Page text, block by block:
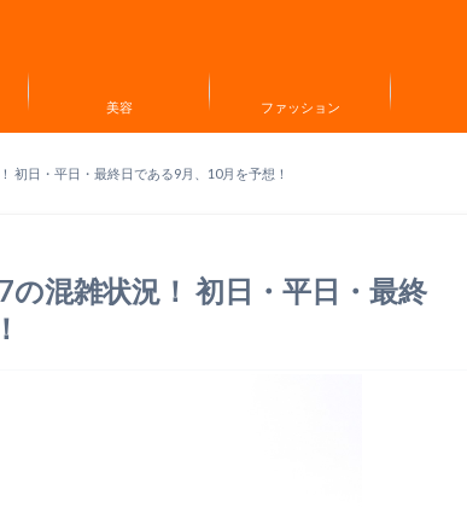
美容 ファッション
初日・平日・最終日である9月、10月を予想！
混雑状況！ 初日・平日・最終